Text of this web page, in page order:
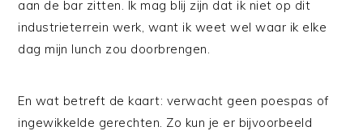
aan de bar zitten. Ik mag blij zijn dat ik niet op dit
industrieterrein werk, want ik weet wel waar ik elke
dag mijn lunch zou doorbrengen.
En wat betreft de kaart: verwacht geen poespas of
ingewikkelde gerechten. Zo kun je er bijvoorbeeld